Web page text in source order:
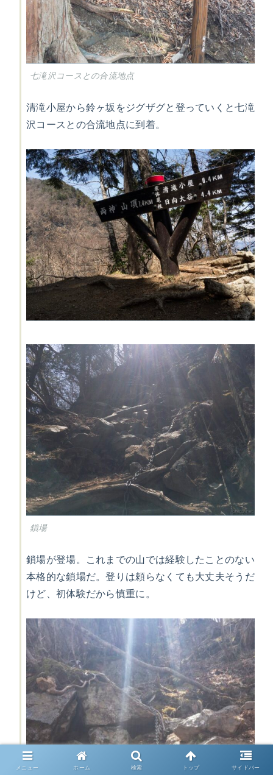
七滝沢コースとの合流地点
清滝小屋から鈴ヶ坂をジグザグと登っていくと七滝
沢コースとの合流地点に到着。
鎖場
鎖場が登場。これまでの山では経験したことのない
本格的な鎖場だ。登りは頼らなくても大丈夫そうだ
けど、初体験だから慎重に。
メニュー ホーム 検索 トップ サイドバー